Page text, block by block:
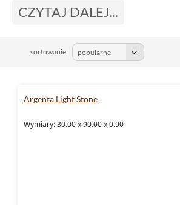
CZYTAJ DALEJ...
sortowanie
Argenta Light Stone
Wymiary: 30.00 x 90.00 x 0.90